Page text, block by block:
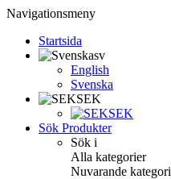
Navigationsmeny
Startsida
sv
English
Svenska
SEK
SEK
Sök Produkter
Sök i
Alla kategorier
Nuvarande kategori